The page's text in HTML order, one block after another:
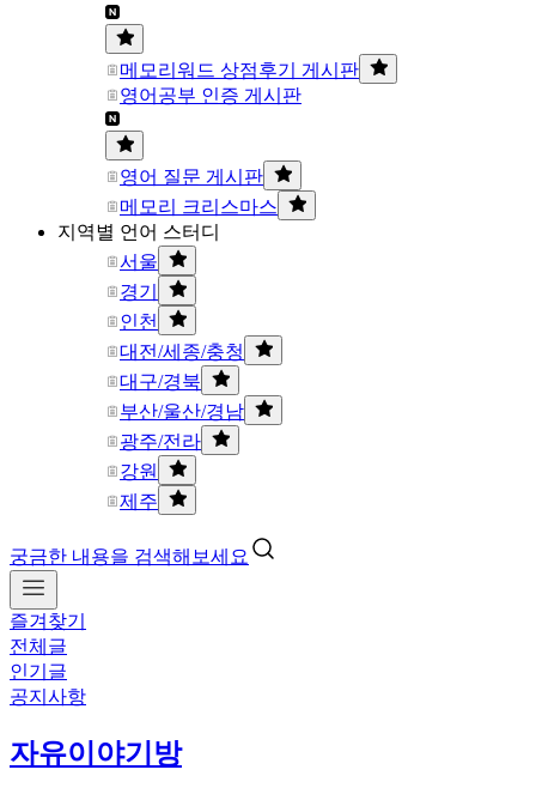
메모리워드 상점후기 게시판
영어공부 인증 게시판
영어 질문 게시판
메모리 크리스마스
지역별 언어 스터디
서울
경기
인천
대전/세종/충청
대구/경북
부산/울산/경남
광주/전라
강원
제주
궁금한 내용을 검색해보세요
즐겨찾기
전체글
인기글
공지사항
자유이야기방